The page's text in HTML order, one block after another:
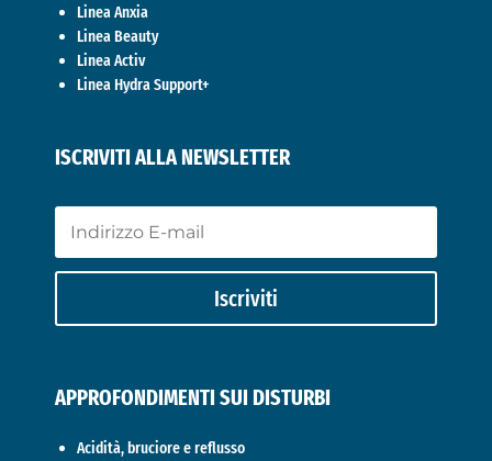
Linea Anxia
Linea Beauty
Linea Activ
Linea Hydra Support+
ISCRIVITI ALLA NEWSLETTER
Iscriviti
APPROFONDIMENTI SUI DISTURBI
Acidità, bruciore e reflusso